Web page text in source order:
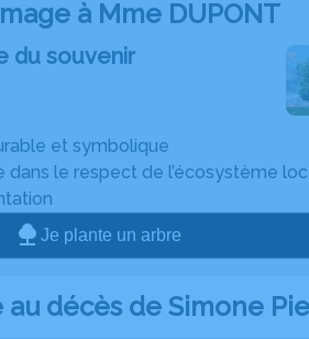
à Mme DUPONT
du souvenir
et symbolique
dans le respect de l’écosystème
Je plante un arbre
au décès de Simone